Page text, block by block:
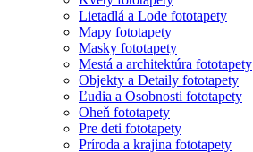
Lietadlá a Lode fototapety
Mapy fototapety
Masky fototapety
Mestá a architektúra fototapety
Objekty a Detaily fototapety
Ľudia a Osobnosti fototapety
Oheň fototapety
Pre deti fototapety
Príroda a krajina fototapety